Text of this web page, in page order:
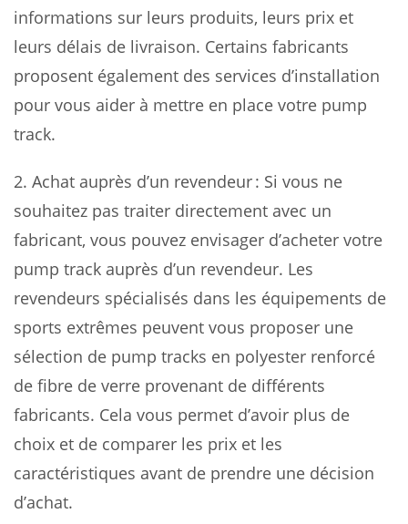
informations sur leurs produits, leurs prix et
leurs délais de livraison. Certains fabricants
proposent également des services d’installation
pour vous aider à mettre en place votre pump
track.
2. Achat auprès d’un revendeur : Si vous ne
souhaitez pas traiter directement avec un
fabricant, vous pouvez envisager d’acheter votre
pump track auprès d’un revendeur. Les
revendeurs spécialisés dans les équipements de
sports extrêmes peuvent vous proposer une
sélection de pump tracks en polyester renforcé
de fibre de verre provenant de différents
fabricants. Cela vous permet d’avoir plus de
choix et de comparer les prix et les
caractéristiques avant de prendre une décision
d’achat.